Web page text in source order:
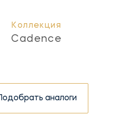
Коллекция
Cadence
Подобрать аналоги